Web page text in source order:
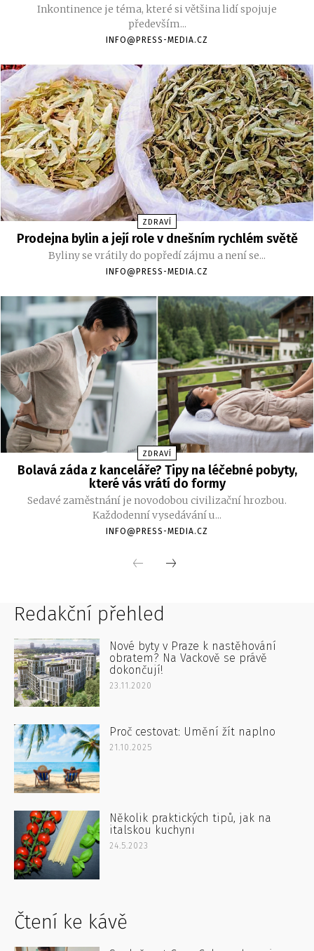
Redakční přehled
Nové byty v Praze k nastěhování
obratem? Na Vackově se právě
dokončují!
23.11.2020
Proč cestovat: Umění žít naplno
21.10.2025
Několik praktických tipů, jak na
italskou kuchyni
24.5.2023
Čtení ke kávě